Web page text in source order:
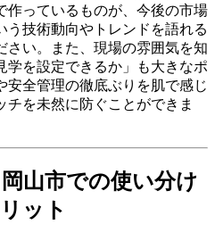
作っているものが、今後の市場
う技術動向やトレンドを語れる
さい。また、現場の雰囲気を知
学を設定できるか」も大きなポ
安全管理の徹底ぶりを肌で感じ
チを未然に防ぐことができま
山市での使い分け
ット